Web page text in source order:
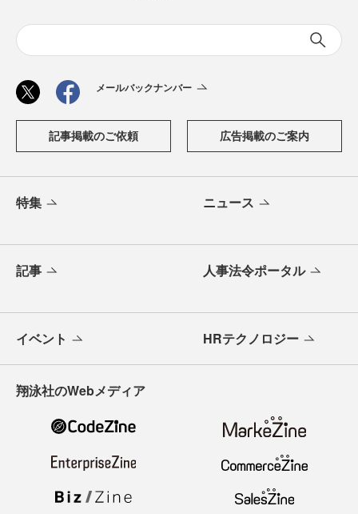
メールバックナンバー
記事掲載のご依頼 広告掲載のご案内
特集 ニュース
記事 人事法令ポータル
イベント HRテクノロジー
翔泳社のWebメディア